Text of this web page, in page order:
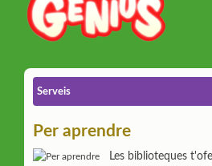
Serveis
Per aprendre
Les biblioteques